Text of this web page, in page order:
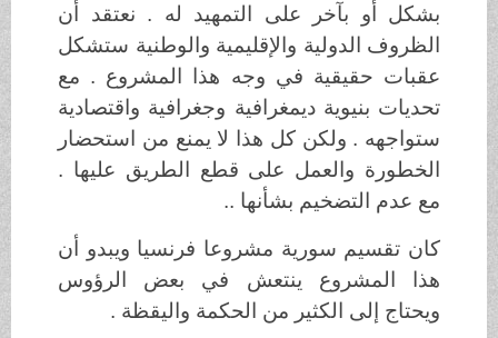
بشكل أو بآخر على التمهيد له . نعتقد أن
الظروف الدولية والإقليمية والوطنية ستشكل
عقبات حقيقية في وجه هذا المشروع . مع
تحديات بنيوية ديمغرافية وجغرافية واقتصادية
ستواجهه . ولكن كل هذا لا يمنع من استحضار
الخطورة والعمل على قطع الطريق عليها .
مع عدم التضخيم بشأنها ..
كان تقسيم سورية مشروعا فرنسيا ويبدو أن
هذا المشروع ينتعش في بعض الرؤوس
ويحتاج إلى الكثير من الحكمة واليقظة .